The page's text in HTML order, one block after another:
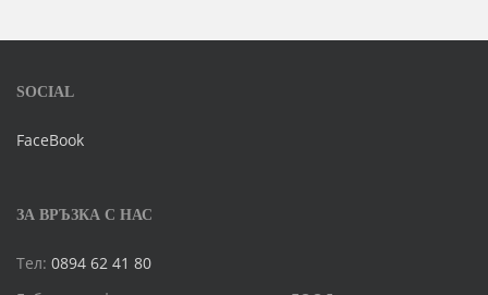
SOCIAL
FaceBook
ЗА ВРЪЗКА С НАС
Тел: 0894 62 41 80